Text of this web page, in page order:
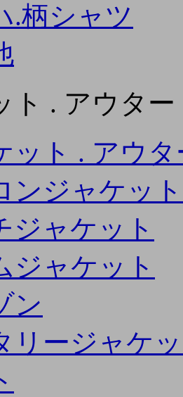
.柄シャツ
ト . アウター
ット . アウタ
ンジャケット
ジャケット
ジャケット
ン
リージャケ